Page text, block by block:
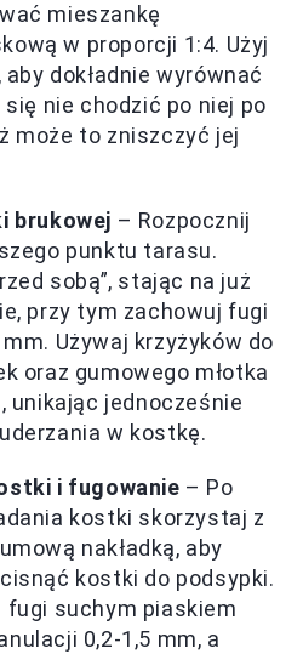
mieszankę
w proporcji 1:4. Użyj
dokładnie wyrównać
nie chodzić po niej po
może to zniszczyć jej
brukowej – Rozpocznij
punktu tarasu.
sobą”, stając na już
przy tym zachowuj fugi
Używaj krzyżyków do
oraz gumowego młotka
unikając jednocześnie
w kostkę.
i fugowanie – Po
kostki skorzystaj z
nakładką, aby
kostki do podsypki.
fugi suchym piaskiem
0,2-1,5 mm, a